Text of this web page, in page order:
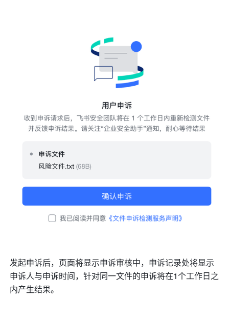
发起申诉后，页面将显示申诉审核中，申诉记录处将显示
申诉人与申诉时间，针对同一文件的申诉将在1个工作日之
内产生结果。